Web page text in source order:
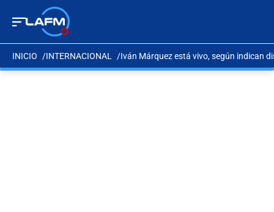
INICIO INTERNACIONAL Iván Márquez está vivo, según indican